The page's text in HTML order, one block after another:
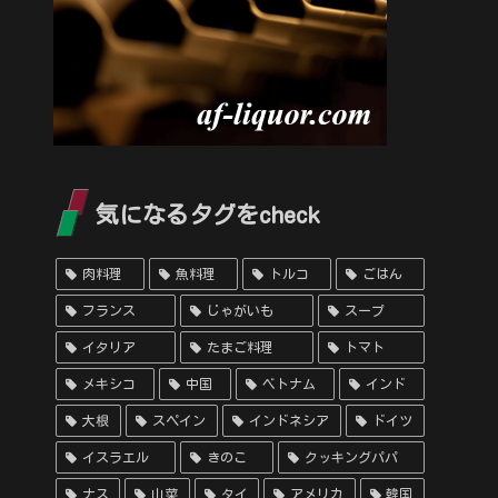
気になるタグをcheck
肉料理 魚料理 トルコ ごはん
フランス じゃがいも スープ
イタリア たまご料理 トマト
メキシコ 中国 ベトナム インド
大根 スペイン インドネシア ドイツ
イスラエル きのこ クッキングパパ
ナス 山菜 タイ アメリカ 韓国